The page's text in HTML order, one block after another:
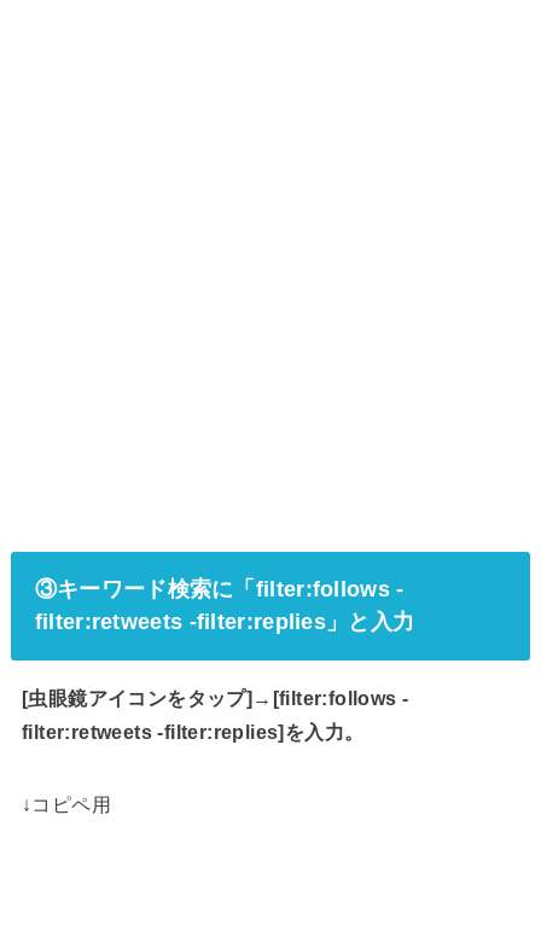
③キーワード検索に「filter:follows -
filter:retweets -filter:replies」と入力
[虫眼鏡アイコンをタップ]→[filter:follows -
filter:retweets -filter:replies]を入力。
↓コピペ用